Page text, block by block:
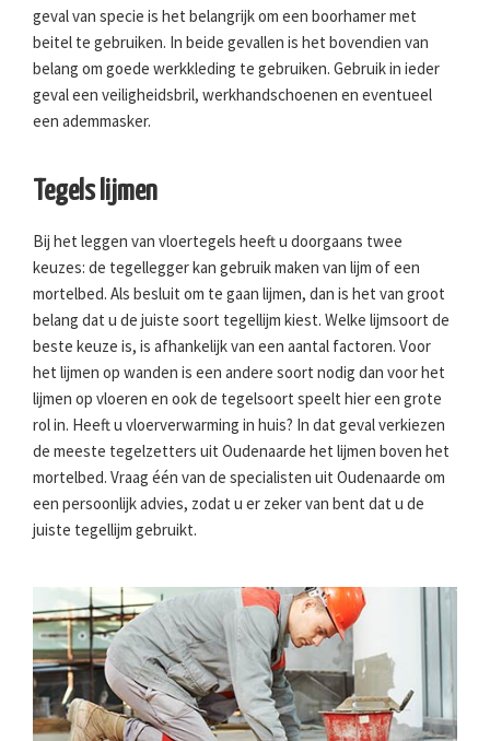
geval van specie is het belangrijk om een boorhamer met
beitel te gebruiken. In beide gevallen is het bovendien van
belang om goede werkkleding te gebruiken. Gebruik in ieder
geval een veiligheidsbril, werkhandschoenen en eventueel
een ademmasker.
Tegels lijmen
Bij het leggen van vloertegels heeft u doorgaans twee
keuzes: de tegellegger kan gebruik maken van lijm of een
mortelbed. Als besluit om te gaan lijmen, dan is het van groot
belang dat u de juiste soort tegellijm kiest. Welke lijmsoort de
beste keuze is, is afhankelijk van een aantal factoren. Voor
het lijmen op wanden is een andere soort nodig dan voor het
lijmen op vloeren en ook de tegelsoort speelt hier een grote
rol in. Heeft u vloerverwarming in huis? In dat geval verkiezen
de meeste tegelzetters uit Oudenaarde het lijmen boven het
mortelbed. Vraag één van de specialisten uit Oudenaarde om
een persoonlijk advies, zodat u er zeker van bent dat u de
juiste tegellijm gebruikt.